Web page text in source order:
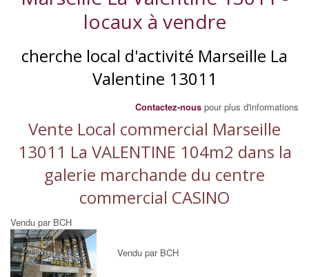
locaux à vendre
cherche local d'activité Marseille La
Valentine 13011
Contactez-nous pour plus d'informations
Vente Local commercial Marseille
13011 La VALENTINE 104m2 dans la
galerie marchande du centre
commercial CASINO
Vendu par BCH
Vendu par BCH